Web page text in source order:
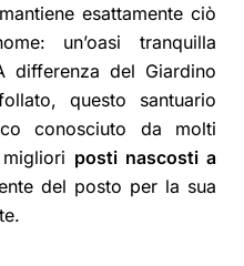
esattamente ciò
un’oasi tranquilla
differenza del Giardino
questo santuario
conosciuto da molti
posti nascosti a
del posto per la sua